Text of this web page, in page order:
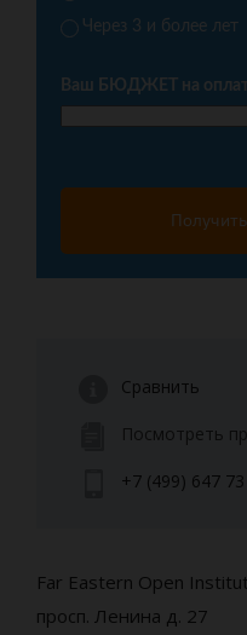
Через 3 и более лет
Ваш БЮДЖЕТ на
Сравнить
Посмотреть
+7 (499) 647
Far Eastern Open
просп. Ленина д. 27